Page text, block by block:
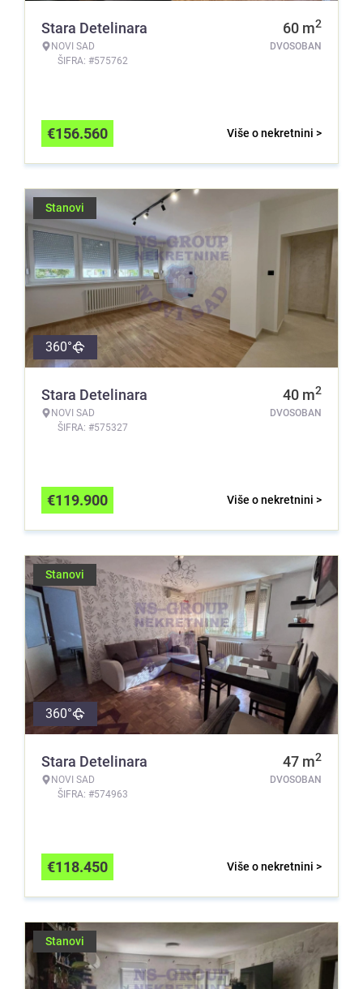
Stara Detelinara
NOVI SAD
ŠIFRA: #575762
60 m2
DVOSOBAN
Više o nekretnini >
€156.560
Stanovi
360°
Stara Detelinara
NOVI SAD
ŠIFRA: #575327
40 m2
DVOSOBAN
Više o nekretnini >
€119.900
Stanovi
360°
Stara Detelinara
NOVI SAD
ŠIFRA: #574963
47 m2
DVOSOBAN
Više o nekretnini >
€118.450
Stanovi